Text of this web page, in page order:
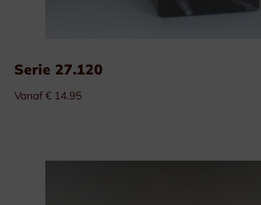
Serie 27.120
Vanaf € 14.95